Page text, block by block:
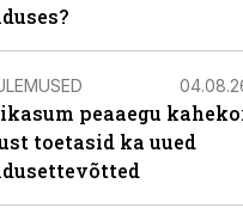
peaaegu
toetasid ka uued